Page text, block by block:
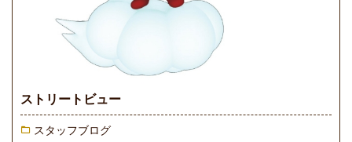
ストリートビュー
スタッフブログ